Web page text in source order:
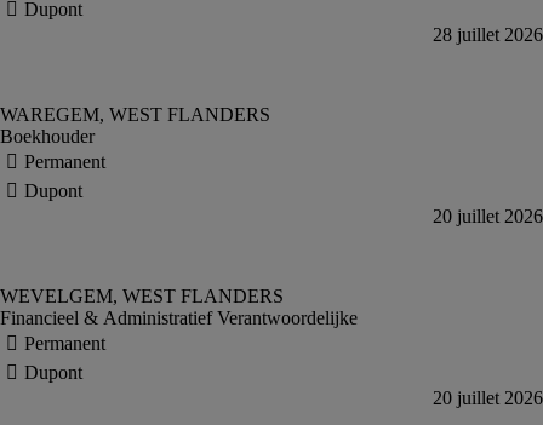
Boekhouder
Financieel & Administratief Verantwoordelijke